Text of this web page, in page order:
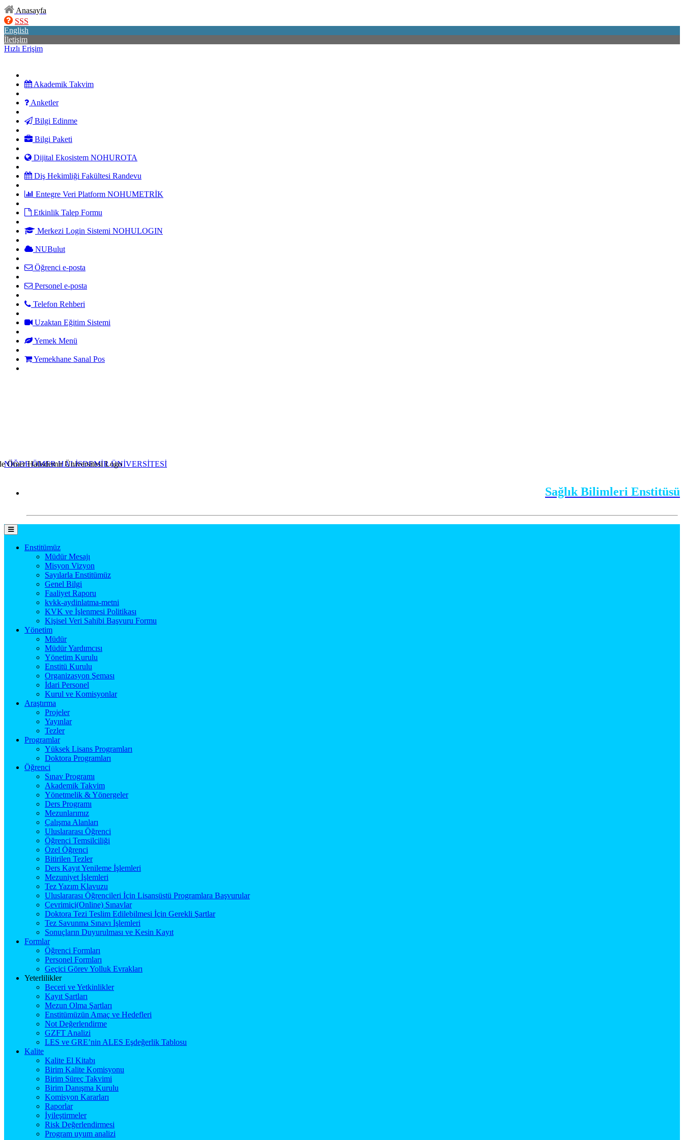
Anasayfa
SSS
English
İletişim
Hızlı Erişim
Akademik Takvim
Anketler
Bilgi Edinme
Bilgi Paketi
Dijital Ekosistem NOHUROTA
Diş Hekimliği Fakültesi Randevu
Entegre Veri Platform NOHUMETRİK
Etkinlik Talep Formu
Merkezi Login Sistemi NOHULOGIN
NUBulut
Öğrenci e-posta
Personel e-posta
Telefon Rehberi
Uzaktan Eğitim Sistemi
Yemek Menü
Yemekhane Sanal Pos
NİĞDE ÖMER HALİSDEMİR ÜNİVERSİTESİ
Sağlık Bilimleri Enstitüsü
Enstitümüz
Müdür Mesajı
Misyon Vizyon
Sayılarla Enstitümüz
Genel Bilgi
Faaliyet Raporu
kvkk-aydinlatma-metni
KVK ve İşlenmesi Politikası
Kişisel Veri Sahibi Başvuru Formu
Yönetim
Müdür
Müdür Yardımcısı
Yönetim Kurulu
Enstitü Kurulu
Organizasyon Şeması
İdari Personel
Kurul ve Komisyonlar
Araştırma
Projeler
Yayınlar
Tezler
Programlar
Yüksek Lisans Programları
Doktora Programları
Öğrenci
Sınav Programı
Akademik Takvim
Yönetmelik & Yönergeler
Ders Programı
Mezunlarımız
Çalışma Alanları
Uluslararası Öğrenci
Öğrenci Temsilciliği
Özel Öğrenci
Bitirilen Tezler
Ders Kayıt Yenileme İşlemleri
Mezuniyet İşlemleri
Tez Yazım Klavuzu
Uluslararası Öğrencileri İçin Lisansüstü Programlara Başvurular
Çevrimiçi(Online) Sınavlar
Doktora Tezi Teslim Edilebilmesi İçin Gerekli Şartlar
Tez Savunma Sınavı İşlemleri
Sonuçların Duyurulması ve Kesin Kayıt
Formlar
Öğrenci Formları
Personel Formları
Geçici Görev Yolluk Evrakları
Yeterlilikler
Beceri ve Yetkinlikler
Kayıt Şartları
Mezun Olma Şartları
Enstitümüzün Amaç ve Hedefleri
Not Değerlendirme
GZFT Analizi
LES ve GRE’nin ALES Eşdeğerlik Tablosu
Kalite
Kalite El Kitabı
Birim Kalite Komisyonu
Birim Süreç Takvimi
Birim Danışma Kurulu
Komisyon Kararları
Raporlar
İyileştirmeler
Risk Değerlendirmesi
Program uyum analizi